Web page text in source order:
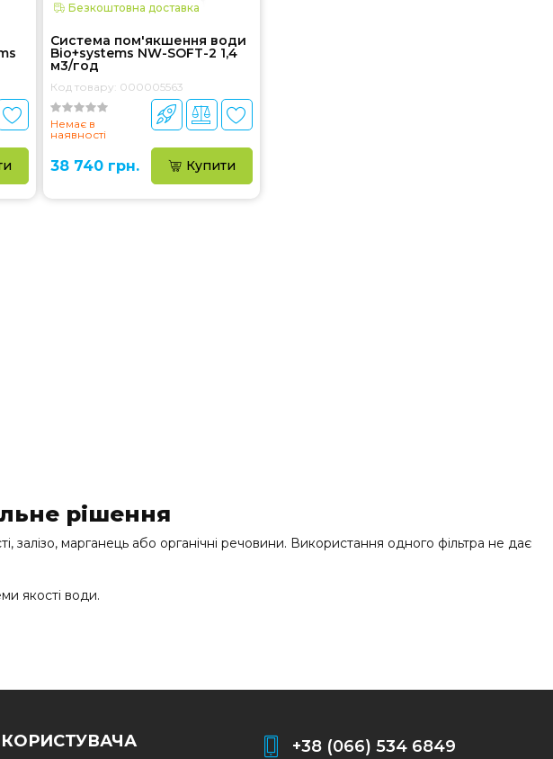
Безкоштовна доставка
Система пом'якшення води
Bio+systems NW-SOFT-2 1,4
м3/год
Код товару: 000005563
Немає в
наявності
38 740 грн. Купити
рішення
залізо, марганець або органічні речовини. Використання одного фільтра не дає
якості води.
+38 (066) 534 6849